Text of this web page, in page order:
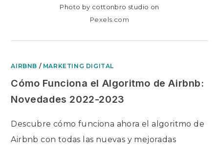
Photo by cottonbro studio on
Pexels.com
AIRBNB / MARKETING DIGITAL
Cómo Funciona el Algoritmo de Airbnb:
Novedades 2022-2023
Descubre cómo funciona ahora el algoritmo de
Airbnb con todas las nuevas y mejoradas